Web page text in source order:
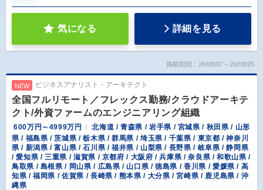
気になる 詳細を見る
掲載期間：26/08/07～26/08/25
NEW ビジネスアナリスト・アーキテクト
全国フルリモート／フレックス勤務/クラウドアーキテ
クト/外資ファームのエンジニアリング組織
600万円～4999万円
北海道 / 青森県 / 岩手県 / 宮城県 / 秋田県 / 山形
県 / 福島県 / 茨城県 / 栃木県 / 群馬県 / 埼玉県 / 千葉県 / 東京都 / 神奈川
県 / 新潟県 / 富山県 / 石川県 / 福井県 / 山梨県 / 長野県 / 岐阜県 / 静岡県
/ 愛知県 / 三重県 / 滋賀県 / 京都府 / 大阪府 / 兵庫県 / 奈良県 / 和歌山県 /
鳥取県 / 島根県 / 岡山県 / 広島県 / 山口県 / 徳島県 / 香川県 / 愛媛県 / 高
知県 / 福岡県 / 佐賀県 / 長崎県 / 熊本県 / 大分県 / 宮崎県 / 鹿児島県 / 沖
縄県